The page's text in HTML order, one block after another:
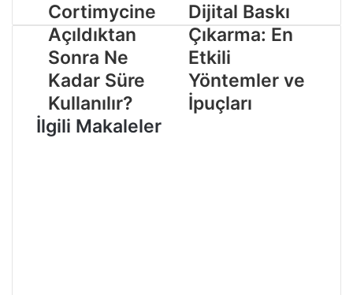
Cortimycine
Açıldıktan
Sonra Ne
Kadar Süre
Kullanılır?
Dijital Baskı
Çıkarma: En
Etkili
Yöntemler ve
İpuçları
İlgili Makaleler